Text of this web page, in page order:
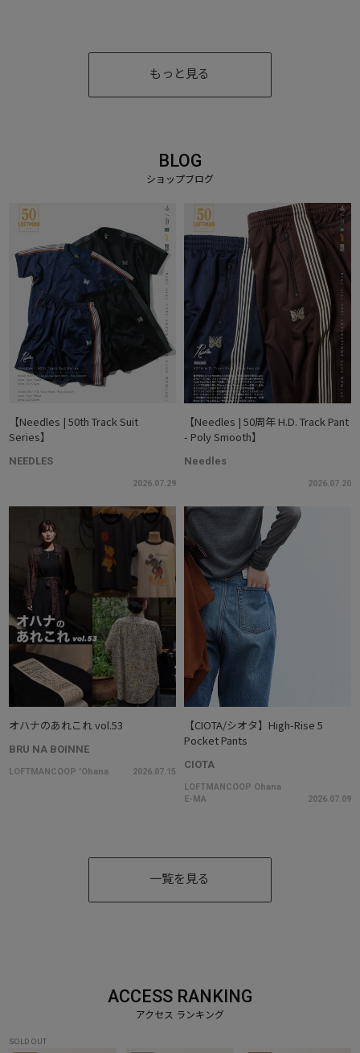
もっと見る
BLOG
【Needles | 50th Track Suit
Series】
NEEDLES
2026.07.29
【Needles | 50周年 H.D. Track Pant
- Poly Smooth】
Needles
2026.07.20
オハナのあれこれ vol.53
BRU NA BOINNE
LOFTMANCOOP 'Ohana 2026.07.15
【CIOTA/シオタ】High-Rise 5
Pocket Pants
CIOTA
LOFTMANCOOP Ohana
E-MA
2026.07.09
一覧を見る
ACCESS RANKING
SOLD OUT